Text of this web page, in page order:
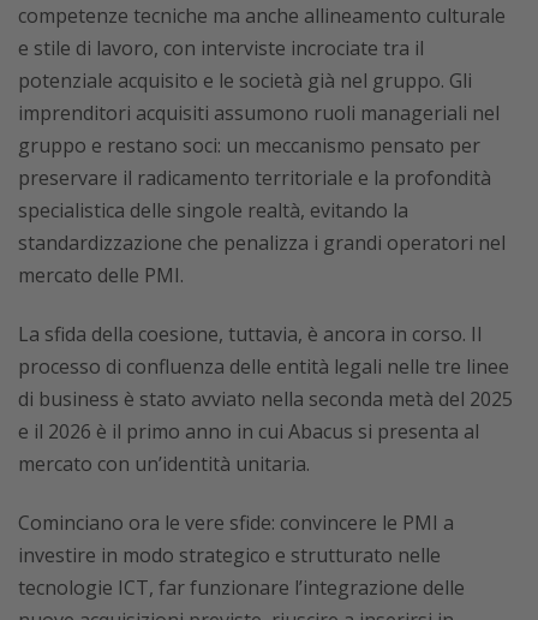
competenze tecniche ma anche allineamento culturale
e stile di lavoro, con interviste incrociate tra il
potenziale acquisito e le società già nel gruppo. Gli
imprenditori acquisiti assumono ruoli manageriali nel
gruppo e restano soci: un meccanismo pensato per
preservare il radicamento territoriale e la profondità
specialistica delle singole realtà, evitando la
standardizzazione che penalizza i grandi operatori nel
mercato delle PMI.
La sfida della coesione, tuttavia, è ancora in corso. Il
processo di confluenza delle entità legali nelle tre linee
di business è stato avviato nella seconda metà del 2025
e il 2026 è il primo anno in cui Abacus si presenta al
mercato con un’identità unitaria.
Cominciano ora le vere sfide: convincere le PMI a
investire in modo strategico e strutturato nelle
tecnologie ICT, far funzionare l’integrazione delle